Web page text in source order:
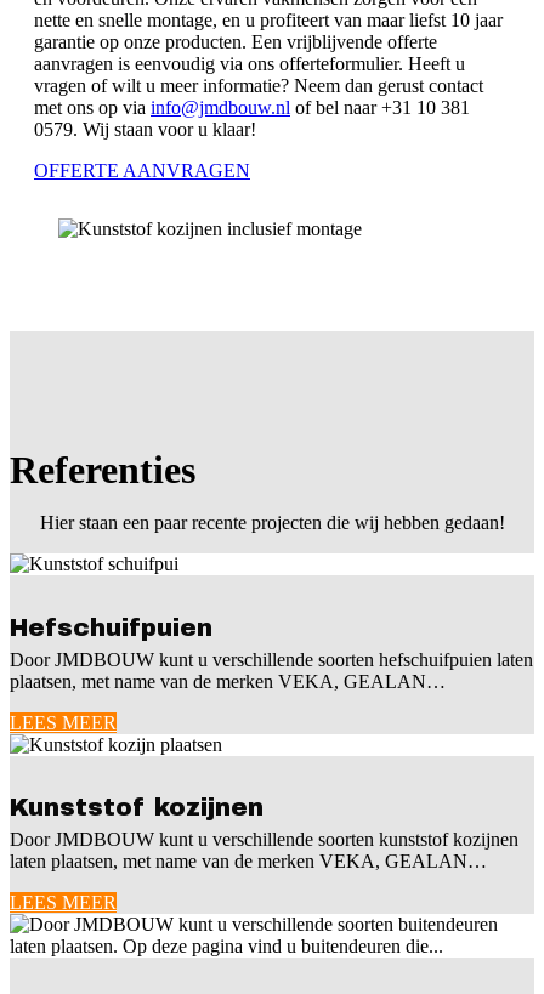
nette en snelle montage, en u profiteert van maar liefst 10 jaar
garantie op onze producten. Een vrijblijvende offerte
aanvragen is eenvoudig via ons offerteformulier. Heeft u
vragen of wilt u meer informatie? Neem dan gerust contact
met ons op via info@jmdbouw.nl of bel naar +31 10 381
0579. Wij staan voor u klaar!
OFFERTE AANVRAGEN
Referenties
Hier staan een paar recente projecten die wij hebben gedaan!
Hefschuifpuien
Door JMDBOUW kunt u verschillende soorten hefschuifpuien laten
plaatsen, met name van de merken VEKA, GEALAN…
LEES MEER
Kunststof kozijnen
Door JMDBOUW kunt u verschillende soorten kunststof kozijnen
laten plaatsen, met name van de merken VEKA, GEALAN…
LEES MEER